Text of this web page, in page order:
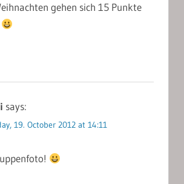
gehen sich 15 Punkte
says:
19. October 2012 at 14:11